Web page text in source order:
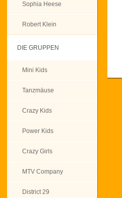
Sophia Heese
Robert Klein
DIE GRUPPEN
Mini Kids
Tanzmäuse
Crazy Kids
Power Kids
Crazy Girls
MTV Company
District 29